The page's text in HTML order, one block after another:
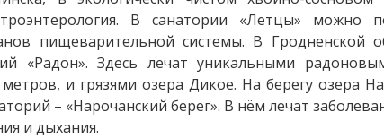
В санатории «Летцы» можно
пищеварительной системы. В Гродненской
«Радон». Здесь лечат уникальными
и грязями озера Дикое. На берегу озера
– «Нарочанский берег». В нём лечат
и дыхания.